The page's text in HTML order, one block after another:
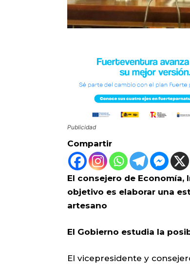
Publicidad
Compartir
El consejero de
objetivo es elaborar una
artesano
El Gobierno estudia la
El vicepresidente y